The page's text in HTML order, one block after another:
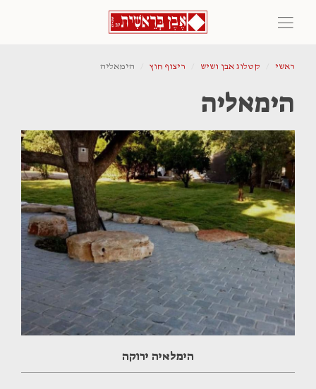
ראשי קטלוג אבן ושיש ריצוף חוץ הימאליה
הימאליה
הימלאיה ירוקה